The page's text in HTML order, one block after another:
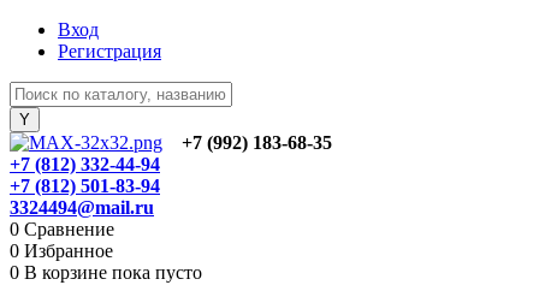
Вход
Регистрация
+7 (992) 183-68-35
+7 (812) 332-44-94
+7 (812) 501-83-94
3324494@mail.ru
0 Сравнение
0 Избранное
0 В корзине пока пусто